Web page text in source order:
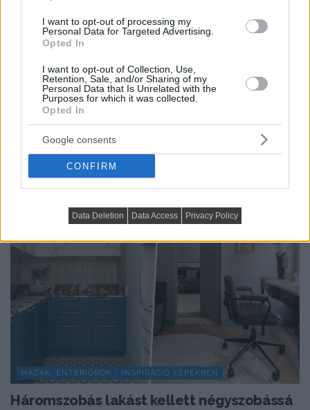
I want to opt-out of processing my
Personal Data for Targeted Advertising.
Opted In
I want to opt-out of Collection, Use,
Retention, Sale, and/or Sharing of my
Personal Data that Is Unrelated with the
Purposes for which it was collected.
Opted In
Google consents
CONFIRM
Data Deletion Data Access Privacy Policy
HÁZAK, ENTERIŐRÖK - INSPIRÁCIÓ KÉPEKBEN
Hangulatos minimalista stílus anya és
lánya 74 m²-es otthonában
A 74 m²-es, háromszobás lakást egy hölgy
megbízásából rendezte be a tervező, a tulajdonos
tizenéves...
HÁZAK, ENTERIŐRÖK - INSPIRÁCIÓ KÉPEKBEN
Háromszobás lakást kellett négyszobássá